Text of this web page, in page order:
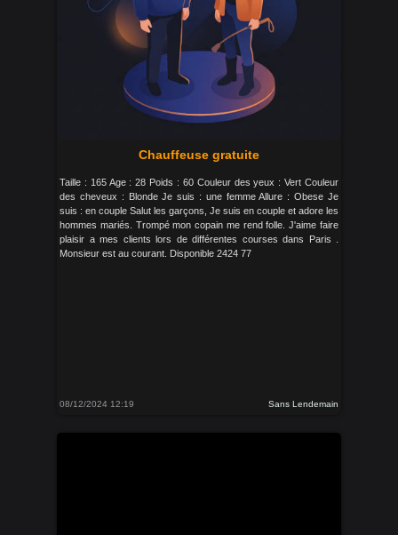
Chauffeuse gratuite
Taille : 165 Age : 28 Poids : 60 Couleur des yeux : Vert Couleur
des cheveux : Blonde Je suis : une femme Allure : Obese Je
suis : en couple Salut les garçons, Je suis en couple et adore les
hommes mariés. Trompé mon copain me rend folle. J'aime faire
plaisir a mes clients lors de différentes courses dans Paris .
Monsieur est au courant. Disponible 2424 77
08/12/2024 12:19 Sans Lendemain